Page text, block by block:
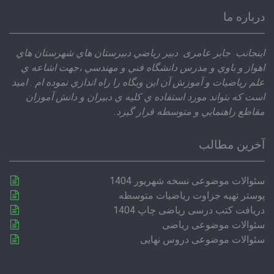
درباره ما
اينجانب جابر عامری دبير رياضي دبيرستان هاي شهرستان هاي
اهواز و باوي و مدرس دانشگاه فني و مهندسي ،‌جهت اشاعه ي
علم رياضيات و آموزش آن اين وبگاه را راه اندازي نموده ام . اميد
است كه بتواند مورد استفاده ي كليه ي دبيران و دانش آموزان
مقاطع راهنمايي و متوسطه قرار گيرد.
آخرین مطالب
سئوالات موضوعی نسخه شهریور 1404
پوستر تهیه جزاوت ریاضیات متوسطه
دریافت کتب درسی ریاضی چاپ 1404
سئوالات موضوعی ریاضی
سئوالات موضوعی دروس نهایی